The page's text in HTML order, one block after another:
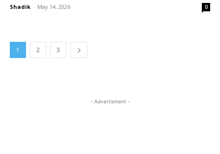
Shadik - May 14, 2026 0
1 2 3
- Advertisment -